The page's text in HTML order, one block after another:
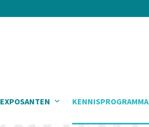
EXPOSANTEN KENNISPROGRAMMA